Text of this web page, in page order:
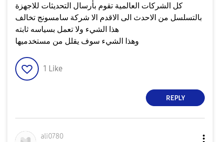
كل الشركات العالمية تقوم بأرسال التحديثات للاجهزة
بالتسلسل من الاحدث الى الاقدم الا شركة سامسونج تخالف
هذا الشيء ولا تعمل بسياسه ثابته
وهذا الشيء سوف يقلل من مستخدميها
1 Like
REPLY
ali0780